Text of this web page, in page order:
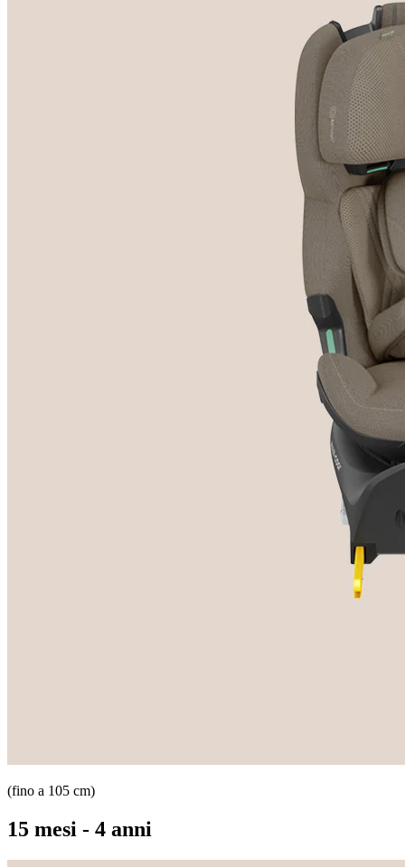
(fino a 105 cm)
15 mesi - 4 anni